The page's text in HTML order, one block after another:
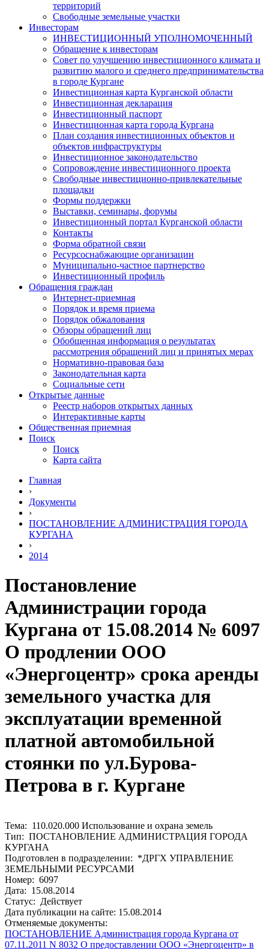
территорий
Свободные земельные участки
Инвесторам
ИНВЕСТИЦИОННЫЙ УПОЛНОМОЧЕННЫЙ
Обращение к инвесторам
Совет по улучшению инвестиционного климата и
развитию малого и среднего предпринимательства
в городе Кургане
Инвестиционная карта Курганской области
Инвестиционная декларация
Инвестиционный паспорт
Инвестиционная карта города Кургана
План создания инвестиционных объектов и
объектов инфраструктуры
Инвестиционное законодательство
Сопровождение инвестиционного проекта
Свободные инвестиционно-привлекательные
площадки
Формы поддержки
Выставки, семинары, форумы
Инвестиционный портал Курганской области
Контакты
Форма обратной связи
Ресурсоснабжающие организации
Муниципально-частное партнерство
Инвестиционный профиль
Обращения граждан
Интернет-приемная
Порядок и время приема
Порядок обжалования
Обзоры обращений лиц
Обобщенная информация о результатах
рассмотрения обращений лиц и принятых мерах
Нормативно-правовая база
Законодательная карта
Социальные сети
Открытые данные
Реестр наборов открытых данных
Интерактивные карты
Общественная приемная
Поиск
Поиск
Карта сайта
Главная
›
Документы
›
ПОСТАНОВЛЕНИЕ АДМИНИСТРАЦИЯ ГОРОДА
КУРГАНА
›
2014
Постановление
Администрации города
Кургана от 15.08.2014 № 6097
О продлении ООО
«Энергоцентр» срока аренды
земельного участка для
эксплуатации временной
платной автомобильной
стоянки по ул.Бурова-
Петрова в г. Кургане
Тема: 110.020.000 Использование и охрана земель
Тип: ПОСТАНОВЛЕНИЕ АДМИНИСТРАЦИЯ ГОРОДА
КУРГАНА
Подготовлен в подразделении: *ДРГХ УПРАВЛЕНИЕ
ЗЕМЕЛЬНЫМИ РЕСУРСАМИ
Номер: 6097
Дата: 15.08.2014
Статус: Действует
Дата публикации на сайте: 15.08.2014
Отменяемые документы:
ПОСТАНОВЛЕНИЕ Администрация города Кургана от
07.11.2011 N 8032 О предоставлении ООО «Энергоцентр» в